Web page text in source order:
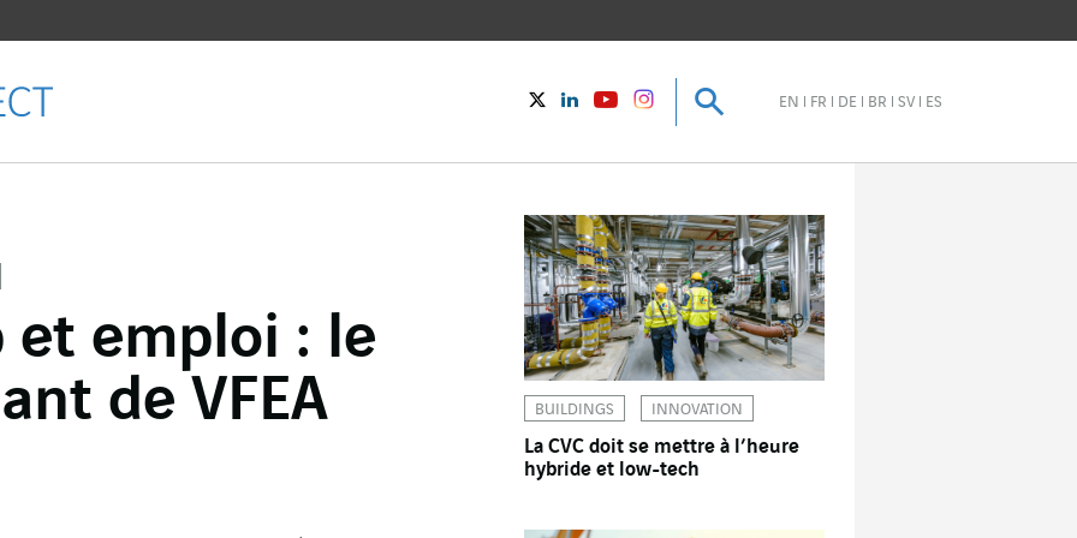
TwitterLinkedInYoutubeinstagram Recherche
EN FR DE BR SV ES
Recherche
et emploi : le
de VFEA
BUILDINGS INNOVATION
La CVC doit se mettre à l’heure
hybride et low-tech